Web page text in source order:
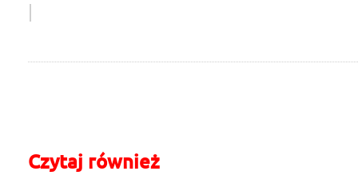
|
Czytaj również